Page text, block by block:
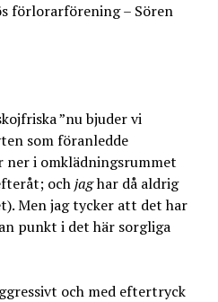
förlorarförening – Sören
”nu bjuder vi
som föranledde
ner i omklädningsrummet
ochjaghar då aldrig
Men jag tycker att det har
punkt i det här sorgliga
och med eftertryck